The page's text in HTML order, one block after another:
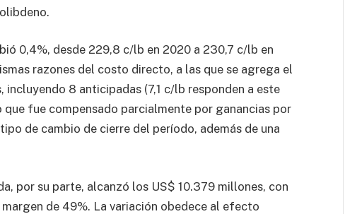
0,4%, desde 229,8 c/lb en 2020 a 230,7 c/lb en
razones del costo directo, a las que se agrega el
8 anticipadas (7,1 c/lb responden a este
fue compensado parcialmente por ganancias por
de cambio de cierre del período, además de una
por su parte, alcanzó los US$ 10.379 millones, con
de 49%. La variación obedece al efecto